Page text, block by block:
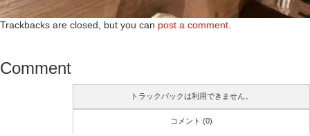
Trackbacks are closed, but you can post a comment.
Comment
トラックバックは利用できません。
コメント (0)